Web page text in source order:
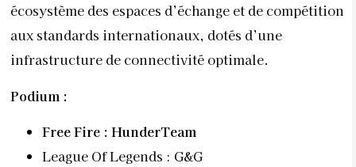
écosystème des espaces d’échange et de compétition
aux standards internationaux, dotés d’une
infrastructure de connectivité optimale.
Podium :
Free Fire : HunderTeam
League Of Legends : G&G